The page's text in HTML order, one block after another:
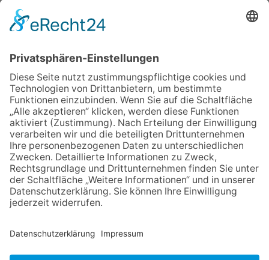
präsentiert sein neues
23.07.2026
Zwischen Fachwerk, Wein
Rettershof lädt wieder zum
Weinfest ein
06.08.2026
Hisamoto und Tölke
begeistern mit Werken von
Walter Wachsmuth
09.07.2026
Wasserampel steht auf Gelb:
Stadt ruft zum
Wassersparen auf
NACH OBEN